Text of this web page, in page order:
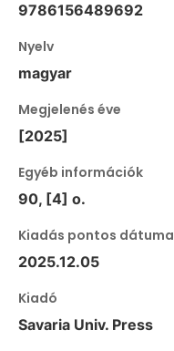
9786156489692
Nyelv
magyar
Megjelenés éve
[2025]
Egyéb információk
90, [4] o.
Kiadás pontos dátuma
2025.12.05
Kiadó
Savaria Univ. Press